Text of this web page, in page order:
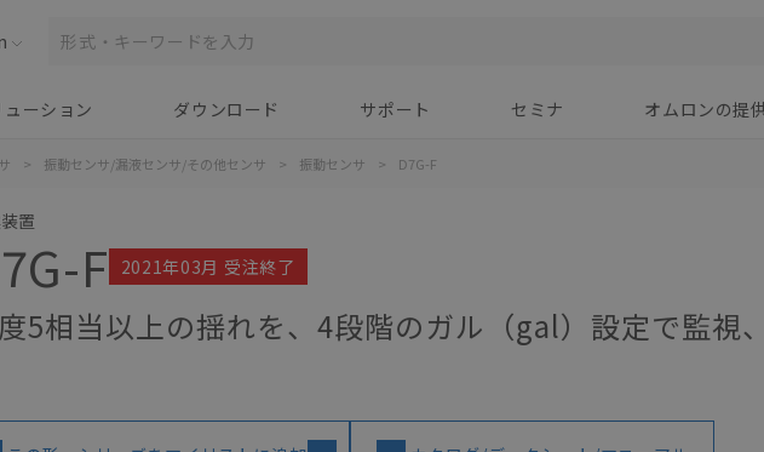
ューション ダウンロード サポート セミナ オムロンの提
> 振動センサ/漏液センサ/その他センサ > 振動センサ > D7G-F
置
F 2021年03月 受注終了
5相当以上の揺れを、4段階のガル（gal）設定で監視